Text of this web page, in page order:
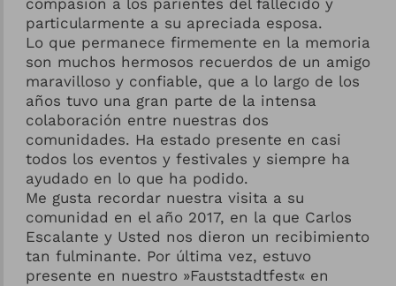
compasión a los parientes del fallecido y
particularmente a su apreciada esposa.
Lo que permanece firmemente en la memoria
son muchos hermosos recuerdos de un amigo
maravilloso y confiable, que a lo largo de los
años tuvo una gran parte de la intensa
colaboración entre nuestras dos
comunidades. Ha estado presente en casi
todos los eventos y festivales y siempre ha
ayudado en lo que ha podido.
Me gusta recordar nuestra visita a su
comunidad en el año 2017, en la que Carlos
Escalante y Usted nos dieron un recibimiento
tan fulminante. Por última vez, estuvo
presente en nuestro »Fauststadtfest« en